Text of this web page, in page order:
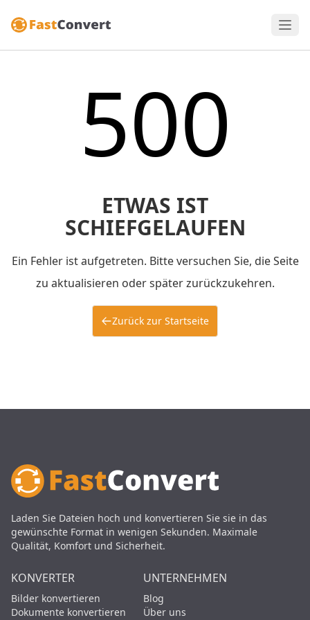
500
ETWAS IST
SCHIEFGELAUFEN
Ein Fehler ist aufgetreten. Bitte versuchen Sie, die Seite
zu aktualisieren oder später zurückzukehren.
Zurück zur Startseite
Laden Sie Dateien hoch und konvertieren Sie sie in das
gewünschte Format in wenigen Sekunden. Maximale
Qualität, Komfort und Sicherheit.
KONVERTER
Bilder konvertieren
Dokumente konvertieren
UNTERNEHMEN
Blog
Über uns